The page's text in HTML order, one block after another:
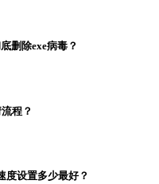
删除exe病毒？
程？
度设置多少最好？